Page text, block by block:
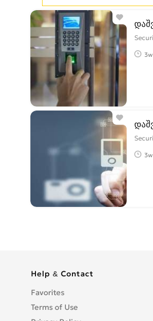
Help & Contact
Favorites
Terms of Use